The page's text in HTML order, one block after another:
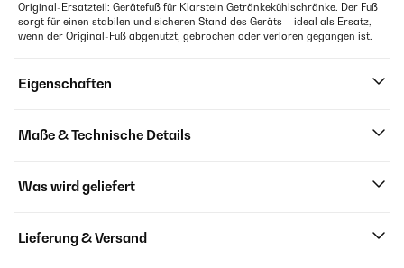
Original-Ersatzteil: Gerätefuß für Klarstein Getränkekühlschränke. Der Fuß
sorgt für einen stabilen und sicheren Stand des Geräts – ideal als Ersatz,
wenn der Original-Fuß abgenutzt, gebrochen oder verloren gegangen ist.
Eigenschaften
Maße & Technische Details
Was wird geliefert
Lieferung & Versand